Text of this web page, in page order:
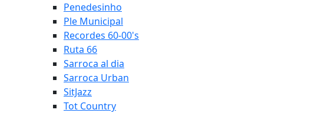
Penedesinho
Ple Municipal
Recordes 60-00's
Ruta 66
Sarroca al dia
Sarroca Urban
SitJazz
Tot Country